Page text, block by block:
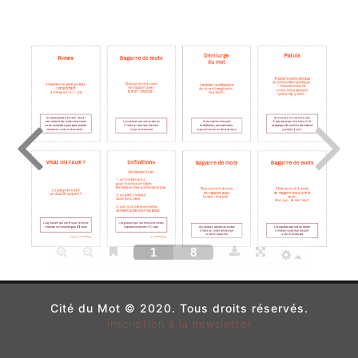
Cité du Mot © 2020. Tous droits réservés.
Inscription à la newsletter